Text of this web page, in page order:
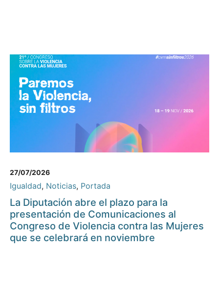
27/07/2026
Igualdad, Noticias, Portada
La Diputación abre el plazo para la
presentación de Comunicaciones al
Congreso de Violencia contra las Mujeres
que se celebrará en noviembre